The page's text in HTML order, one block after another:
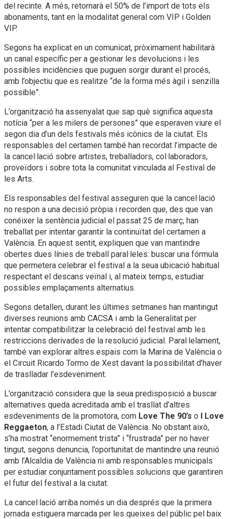
del recinte. A més, retornarà el 50% de l’import de tots els
abonaments, tant en la modalitat general com VIP i Golden
VIP.
Segons ha explicat en un comunicat, pròximament habilitarà
un canal específic per a gestionar les devolucions i les
possibles incidències que puguen sorgir durant el procés,
amb l’objectiu que es realitze “de la forma més àgil i senzilla
possible”.
L’organització ha assenyalat que sap què significa aquesta
notícia “per a les milers de persones” que esperaven viure el
segon dia d’un dels festivals més icònics de la ciutat. Els
responsables del certamen també han recordat l’impacte de
la cancel·lació sobre artistes, treballadors, col·laboradors,
proveïdors i sobre tota la comunitat vinculada al Festival de
les Arts.
Els responsables del festival asseguren que la cancel·lació
no respon a una decisió pròpia i recorden que, des que van
conéixer la sentència judicial el passat 25 de març, han
treballat per intentar garantir la continuïtat del certamen a
València. En aquest sentit, expliquen que van mantindre
obertes dues línies de treball paral·leles: buscar una fórmula
que permetera celebrar el festival a la seua ubicació habitual
respectant el descans veïnal i, al mateix temps, estudiar
possibles emplaçaments alternatius.
Segons detallen, durant les últimes setmanes han mantingut
diverses reunions amb CACSA i amb la Generalitat per
intentar compatibilitzar la celebració del festival amb les
restriccions derivades de la resolució judicial. Paral·lelament,
també van explorar altres espais com la Marina de València o
el Circuit Ricardo Tormo de Xest davant la possibilitat d’haver
de traslladar l’esdeveniment.
L’organització considera que la seua predisposició a buscar
alternatives queda acreditada amb el trasllat d’altres
esdeveniments de la promotora, com Love The 90’s o I Love
Reggaeton, a l’Estadi Ciutat de València. No obstant això,
s’ha mostrat “enormement trista” i “frustrada” per no haver
tingut, segons denuncia, l’oportunitat de mantindre una reunió
amb l’Alcaldia de València ni amb responsables municipals
per estudiar conjuntament possibles solucions que garantiren
el futur del festival a la ciutat.
La cancel·lació arriba només un dia després que la primera
jornada estiguera marcada per les queixes del públic pel baix